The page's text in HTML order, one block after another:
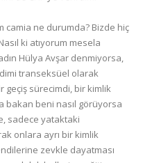
ne durumda? Bizde hiç
ki atıyorum mesela
Hülya Avşar denmiyorsa,
transeksüel olarak
geçiş sürecimdi, bir kimlik
bakan beni nasıl görüyorsa
sadece yataktaki
onlara ayrı bir kimlik
zevkle dayatması